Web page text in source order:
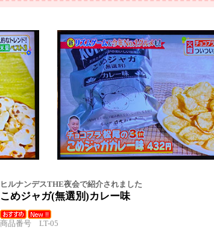
ヒルナンデスTHE夜会で紹介されました
こめジャガ(無選別)カレー味
商品番号 LT-05